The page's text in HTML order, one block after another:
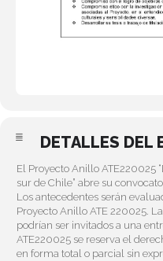
DETALLES DEL
El Proyecto Anillo ATE220025
sur de Chile” abre su
Los antecedentes serán
Proyecto Anillo ATE 220025.
podrían ser invitados a una
ATE220025 se reserva el
en forma total o parcial sin